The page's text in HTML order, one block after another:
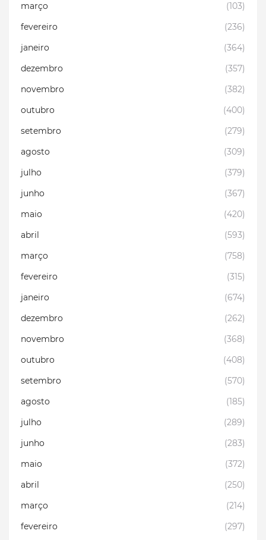
março
(103)
fevereiro
(236)
janeiro
(364)
dezembro
(357)
novembro
(382)
outubro
(400)
setembro
(279)
agosto
(309)
julho
(379)
junho
(367)
maio
(420)
abril
(593)
março
(758)
fevereiro
(315)
janeiro
(674)
dezembro
(262)
novembro
(368)
outubro
(408)
setembro
(570)
agosto
(185)
julho
(289)
junho
(283)
maio
(372)
abril
(250)
março
(214)
fevereiro
(297)